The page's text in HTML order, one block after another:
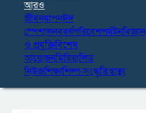
আরও
জীবনযাপনঈদ
স্পেশালনববর্ষপরিবেশপর্যটনবিজ্ঞান
ও প্রযুক্তিবিশেষ
আয়োজনমিডিয়ালিড
নিউজশিক্ষাশিল্প-সংস্কৃতিস্বাস্থ্য